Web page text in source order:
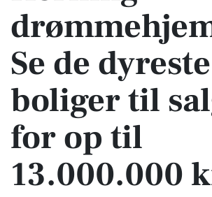
Se de dyreste
boliger til
for op til
13.000.000